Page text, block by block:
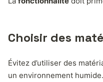
Choisir des
Évitez d’utiliser des
un environnement